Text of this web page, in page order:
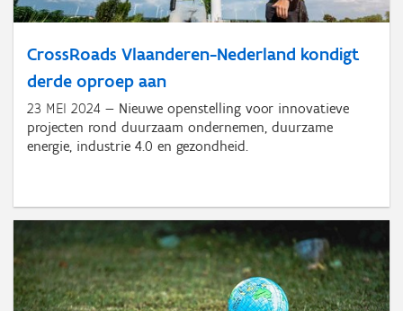
CrossRoads Vlaanderen-Nederland kondigt
derde oproep aan
23 MEI 2024
Nieuwe openstelling voor innovatieve
projecten rond duurzaam ondernemen, duurzame
energie, industrie 4.0 en gezondheid.